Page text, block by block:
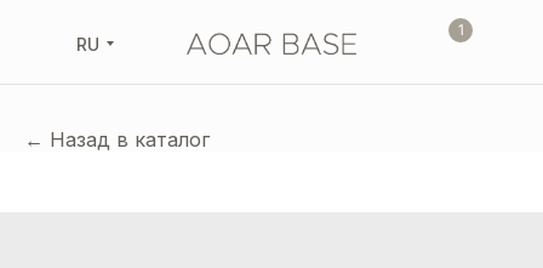
1
RU
← Назад в каталог